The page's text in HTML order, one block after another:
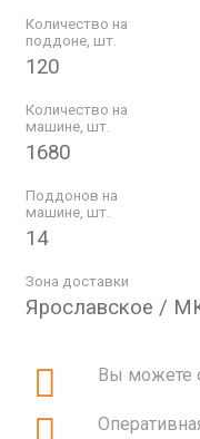
Количество на
поддоне, шт.
120
Количество на
машине, шт.
1680
Поддонов на
машине, шт.
14
Зона доставки
Ярославское /
Вы можете